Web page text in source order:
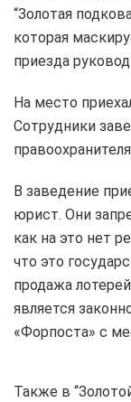
“Золотая
которая
приезда
На место
Сотрудники
В заведение
юрист. Они
как на это нет
что это
продажа
является
«Форпоста» с
Также в